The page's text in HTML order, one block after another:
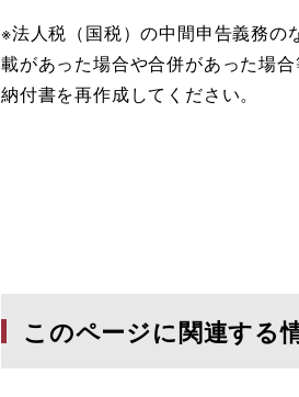
※法人税（国税）の中間申告義務の
載があった場合や合併があった場
納付書を再作成してください。
このページに関連する